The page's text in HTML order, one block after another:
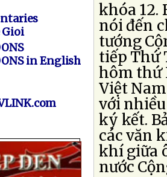
Gioi
in English
khóa 12.
nói đến
tướng
tiếp Thứ
hôm thứ
Việt
với
ký kết.
các văn
khí giữa
nước